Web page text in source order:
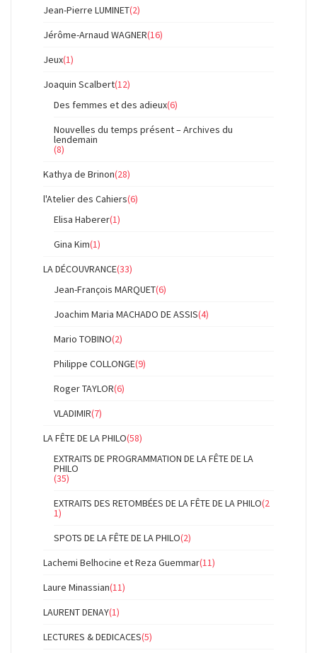
Jean-Pierre LUMINET(2)
Jérôme-Arnaud WAGNER(16)
Jeux(1)
Joaquin Scalbert(12)
Des femmes et des adieux(6)
Nouvelles du temps présent – Archives du
lendemain
(8)
Kathya de Brinon(28)
l'Atelier des Cahiers(6)
Elisa Haberer(1)
Gina Kim(1)
LA DÉCOUVRANCE(33)
Jean-François MARQUET(6)
Joachim Maria MACHADO DE ASSIS(4)
Mario TOBINO(2)
Philippe COLLONGE(9)
Roger TAYLOR(6)
VLADIMIR(7)
LA FÊTE DE LA PHILO(58)
EXTRAITS DE PROGRAMMATION DE LA FÊTE DE LA
PHILO
(35)
EXTRAITS DES RETOMBÉES DE LA FÊTE DE LA PHILO(2
1)
SPOTS DE LA FÊTE DE LA PHILO(2)
Lachemi Belhocine et Reza Guemmar(11)
Laure Minassian(11)
LAURENT DENAY(1)
LECTURES & DEDICACES(5)